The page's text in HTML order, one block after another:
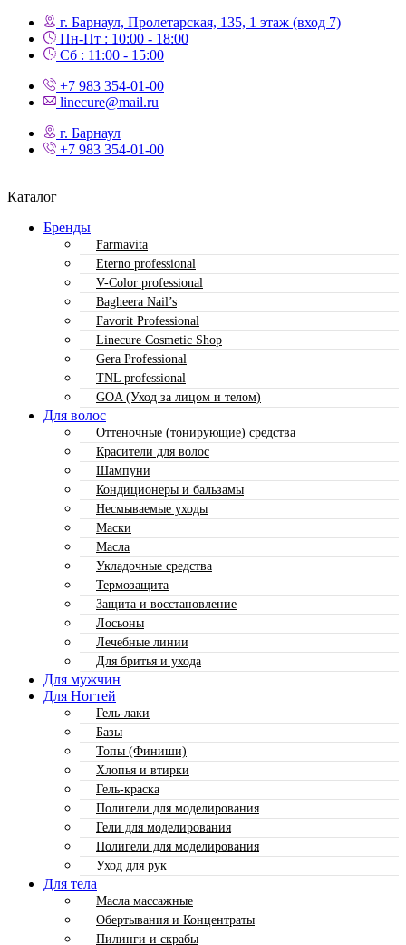
г. Барнаул, Пролетарская, 135,​ 1 этаж (вход 7)
Пн-Пт : 10:00 - 18:00
Сб : 11:00 - 15:00
+7 983 354-01-00
linecure@mail.ru
г. Барнаул
+7 983 354-01-00
Каталог
Бренды
Farmavita
Eterno professional
V-Color professional
Bagheera Nail’s
Favorit Professional
Linecure Cosmetic Shop
Gera Professional
TNL professional
GOA (Уход за лицом и телом)
Для волос
Оттеночные (тонирующие) средства
Красители для волос
Шампуни
Кондиционеры и бальзамы
Несмываемые уходы
Маски
Масла
Укладочные средства
Термозащита
Защита и восстановление
Лосьоны
Лечебные линии
Для бритья и ухода
Для мужчин
Для Ногтей
Гель-лаки
Базы
Топы (Финиши)
Хлопья и втирки
Гель-краска
Полигели для моделирования
Гели для моделирования
Полигели для моделирования
Уход для рук
Для тела
Масла массажные
Обертывания и Концентраты
Пилинги и скрабы